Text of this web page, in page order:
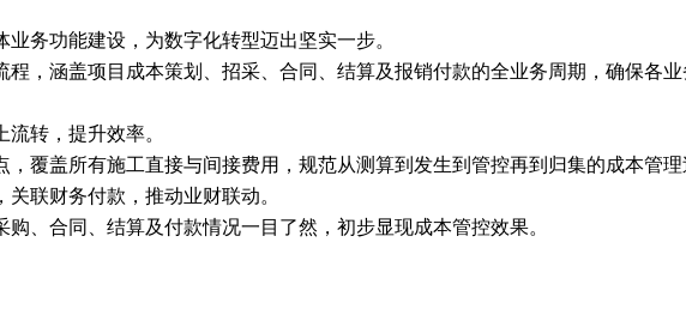
务功能建设，为数字化转型迈出坚实一步。
程，涵盖项目成本策划、招采、合同、结算及报销付款的全业务周期，确保各
转，提升效率。
覆盖所有施工直接与间接费用，规范从测算到发生到管控再到归集的成本管理
联财务付款，推动业财联动。
、合同、结算及付款情况一目了然，初步显现成本管控效果。